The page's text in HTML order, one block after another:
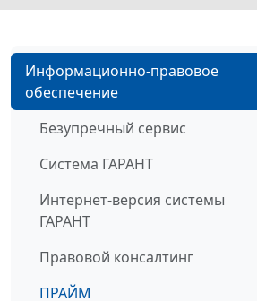
Информационно-правовое
обеспечение
Безупречный сервис
Система ГАРАНТ
Интернет-версия системы
ГАРАНТ
Правовой консалтинг
ПРАЙМ